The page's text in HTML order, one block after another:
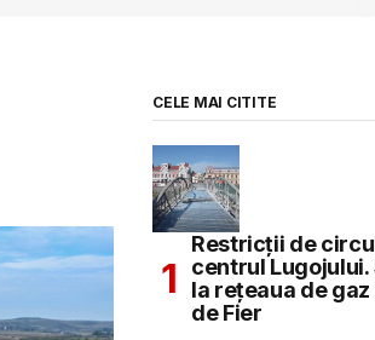
CELE MAI CITITE
Restricții de
centrul Lugojului.
la rețeaua de gaz
de Fier